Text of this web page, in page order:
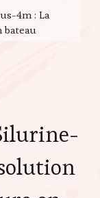
4m : La
bateau